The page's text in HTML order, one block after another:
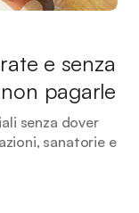
e senza
pagarle
senza dover
sanatorie e